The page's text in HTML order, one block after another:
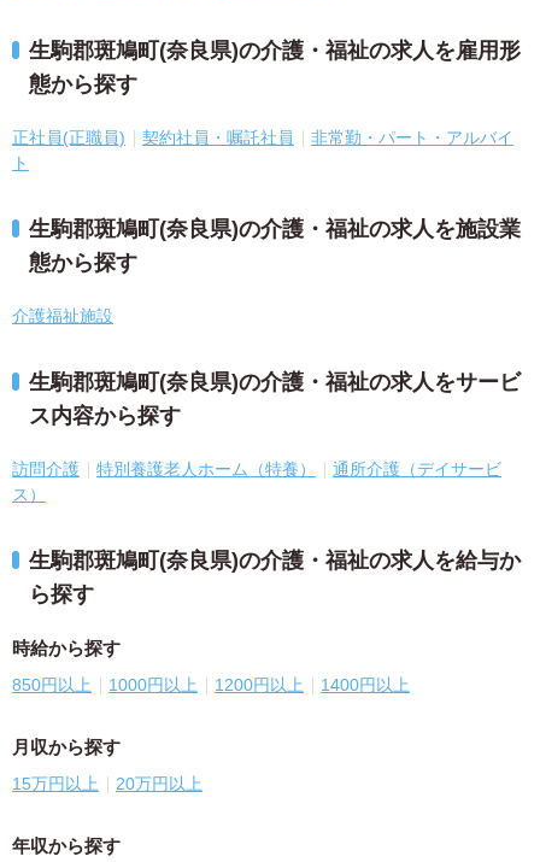
生駒郡斑鳩町(奈良県)の介護・福祉の求人を雇用形
態から探す
正社員(正職員) 契約社員・嘱託社員
非常勤・パート・アルバイ
ト
生駒郡斑鳩町(奈良県)の介護・福祉の求人を施設業
態から探す
介護福祉施設
生駒郡斑鳩町(奈良県)の介護・福祉の求人をサービ
ス内容から探す
訪問介護 特別養護老人ホーム（特養）
通所介護（デイサービ
ス）
生駒郡斑鳩町(奈良県)の介護・福祉の求人を給与か
ら探す
時給から探す
850円以上 1000円以上 1200円以上 1400円以上
月収から探す
15万円以上 20万円以上
年収から探す